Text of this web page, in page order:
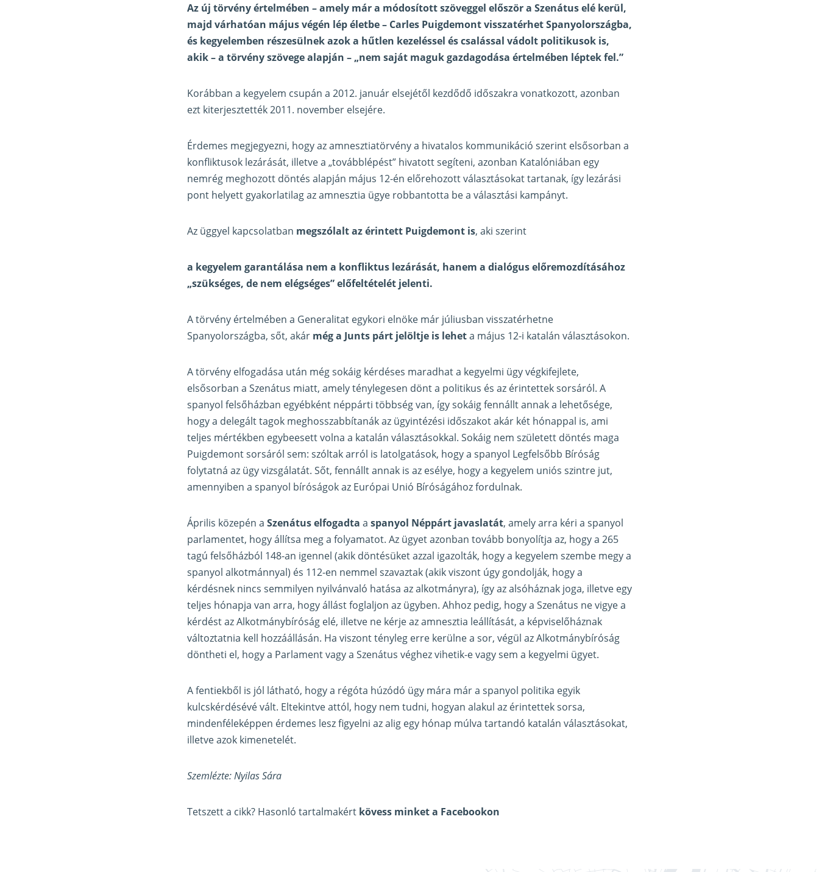
Az új törvény értelmében – amely már a módosított szöveggel először a Szenátus elé kerül,
majd várhatóan május végén lép életbe – Carles Puigdemont visszatérhet Spanyolországba,
és kegyelemben részesülnek azok a hűtlen kezeléssel és csalással vádolt politikusok is,
akik – a törvény szövege alapján – „nem saját maguk gazdagodása értelmében léptek fel.”
Korábban a kegyelem csupán a 2012. január elsejétől kezdődő időszakra vonatkozott, azonban
ezt kiterjesztették 2011. november elsejére.
Érdemes megjegyezni, hogy az amnesztiatörvény a hivatalos kommunikáció szerint elsősorban a
konfliktusok lezárását, illetve a „továbblépést” hivatott segíteni, azonban Katalóniában egy
nemrég meghozott döntés alapján május 12-én előrehozott választásokat tartanak, így lezárási
pont helyett gyakorlatilag az amnesztia ügye robbantotta be a választási kampányt.
Az üggyel kapcsolatban megszólalt az érintett Puigdemont is, aki szerint
a kegyelem garantálása nem a konfliktus lezárását, hanem a dialógus előremozdításához
„szükséges, de nem elégséges” előfeltételét jelenti.
A törvény értelmében a Generalitat egykori elnöke már júliusban visszatérhetne
Spanyolországba, sőt, akár még a Junts párt jelöltje is leheta május 12-i katalán választásokon.
A törvény elfogadása után még sokáig kérdéses maradhat a kegyelmi ügy végkifejlete,
elsősorban a Szenátus miatt, amely ténylegesen dönt a politikus és az érintettek sorsáról. A
spanyol felsőházban egyébként néppárti többség van, így sokáig fennállt annak a lehetősége,
hogy a delegált tagok meghosszabbítanák az ügyintézési időszakot akár két hónappal is, ami
teljes mértékben egybeesett volna a katalán választásokkal. Sokáig nem született döntés maga
Puigdemont sorsáról sem: szóltak arról is latolgatások, hogy a spanyol Legfelsőbb Bíróság
folytatná az ügy vizsgálatát. Sőt, fennállt annak is az esélye, hogy a kegyelem uniós szintre jut,
amennyiben a spanyol bíróságok az Európai Unió Bíróságához fordulnak.
Április közepén a Szenátus elfogadta a spanyol Néppárt javaslatát, amely arra kéri a spanyol
parlamentet, hogy állítsa meg a folyamatot. Az ügyet azonban tovább bonyolítja az, hogy a 265
tagú felsőházból 148-an igennel (akik döntésüket azzal igazolták, hogy a kegyelem szembe megy a
spanyol alkotmánnyal) és 112-en nemmel szavaztak (akik viszont úgy gondolják, hogy a
kérdésnek nincs semmilyen nyilvánvaló hatása az alkotmányra), így az alsóháznak joga, illetve egy
teljes hónapja van arra, hogy állást foglaljon az ügyben. Ahhoz pedig, hogy a Szenátus ne vigye a
kérdést az Alkotmánybíróság elé, illetve ne kérje az amnesztia leállítását, a képviselőháznak
változtatnia kell hozzáállásán. Ha viszont tényleg erre kerülne a sor, végül az Alkotmánybíróság
döntheti el, hogy a Parlament vagy a Szenátus véghez vihetik-e vagy sem a kegyelmi ügyet.
A fentiekből is jól látható, hogy a régóta húzódó ügy mára már a spanyol politika egyik
kulcskérdésévé vált. Eltekintve attól, hogy nem tudni, hogyan alakul az érintettek sorsa,
mindenféleképpen érdemes lesz figyelni az alig egy hónap múlva tartandó katalán választásokat,
illetve azok kimenetelét.
Szemlézte: Nyilas Sára
Tetszett a cikk? Hasonló tartalmakért kövess minket a Facebookon